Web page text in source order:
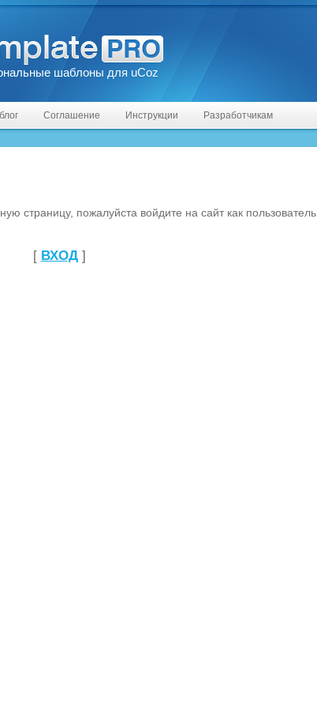
шаблоны для uCoz
Соглашение Инструкции Разработчикам
страницу, пожалуйста войдите на сайт как пользователь.
[ ВХОД]